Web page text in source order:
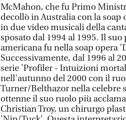
McMahon, che fu Primo
decollò in Australia con la soap
in due video musicali della
sposato dal 1994 al 1995. Il
americana fu nella soap opera
Successivamente, dal 1996 al
serie 'Profiler - Intuizioni
nell'autunno del 2000 con il
Turner/Belthazor nella celebre
ottenne il suo ruolo più
Christian Troy, un chirurgo